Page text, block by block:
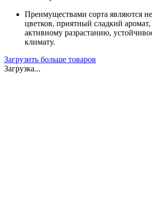
Преимуществами сорта являются
цветков, приятный сладкий аромат,
активному разрастанию,
климату.
Загрузить больше товаров
Загрузка...